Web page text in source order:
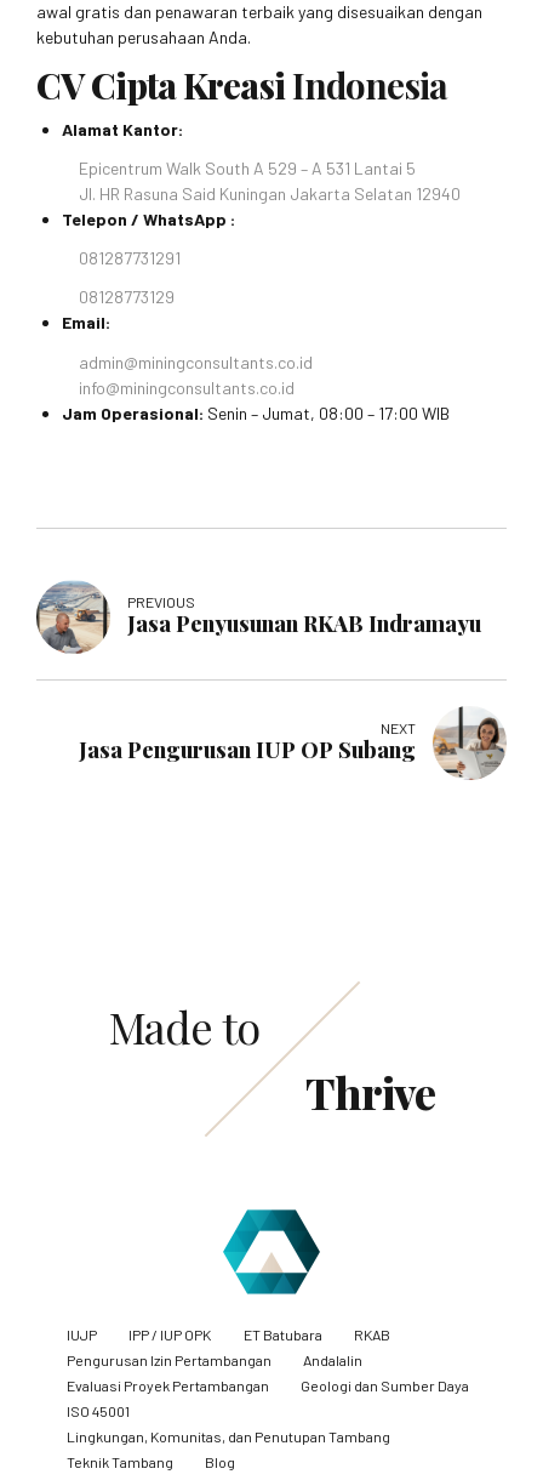
awal gratis dan penawaran terbaik yang disesuaikan dengan
kebutuhan perusahaan Anda.
CV Cipta KreasiIndonesia
Alamat Kantor:
Epicentrum Walk South A 529 – A 531 Lantai 5
Jl. HR Rasuna Said Kuningan Jakarta Selatan 12940
Telepon / WhatsApp :
081287731291
08128773129
Email:
admin@miningconsultants.co.id
info@miningconsultants.co.id
Jam Operasional: Senin – Jumat, 08:00 – 17:00 WIB
PREVIOUS
Jasa Penyusunan RKAB Indramayu
NEXT
Jasa Pengurusan IUP OP Subang
Made to
Thrive
IUJP IPP / IUP OPK ET Batubara
RKAB
Pengurusan Izin Pertambangan
Andalalin
Evaluasi Proyek Pertambangan
Geologi dan Sumber Daya
ISO 45001
Lingkungan, Komunitas, dan Penutupan Tambang
​Teknik Tambang
Blog